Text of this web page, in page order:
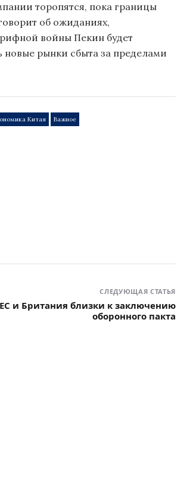
торопятся, пока границы
об ожиданиях,
войны Пекин будет
новые рынки сбыта за пределами
Китая Важное
СЛЕДУЮЩАЯ СТАТЬЯ
ЕС и Британия близки к заключению
оборонного пакта